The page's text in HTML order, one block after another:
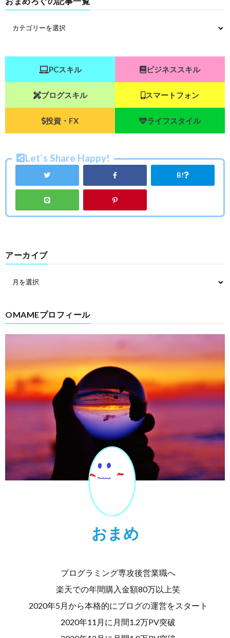
PCスキル ビジネススキル
ブログスキル スマートフォン
投資・FX ライフスタイル
Let`s Share Happy!
B!
アーカイブ
OMAMEプロフィール
おまめ
プログラミング専攻後営業職へ
楽天での年間購入金額80万以上笑
2020年5月から本格的にブログの運営をスタート
2020年11月に月間1.2万PV突破